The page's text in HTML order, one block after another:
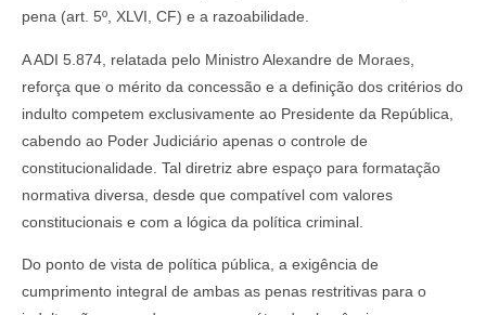
pena (art. 5º, XLVI, CF) e a razoabilidade.
A ADI 5.874, relatada pelo Ministro Alexandre de Moraes,
reforça que o mérito da concessão e a definição dos critérios do
indulto competem exclusivamente ao Presidente da República,
cabendo ao Poder Judiciário apenas o controle de
constitucionalidade. Tal diretriz abre espaço para formatação
normativa diversa, desde que compatível com valores
constitucionais e com a lógica da política criminal.
Do ponto de vista de política pública, a exigência de
cumprimento integral de ambas as penas restritivas para o